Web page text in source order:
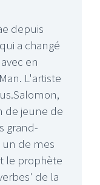
depuis
a changé
en
L'artiste
de jeune de
grand-
un de mes
le prophète
de la